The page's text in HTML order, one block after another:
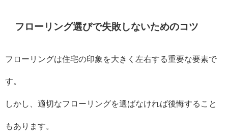
フローリング選びで失敗しないためのコツ
フローリングは住宅の印象を大きく左右する重要な要素で
す。
しかし、適切なフローリングを選ばなければ後悔すること
もあります。